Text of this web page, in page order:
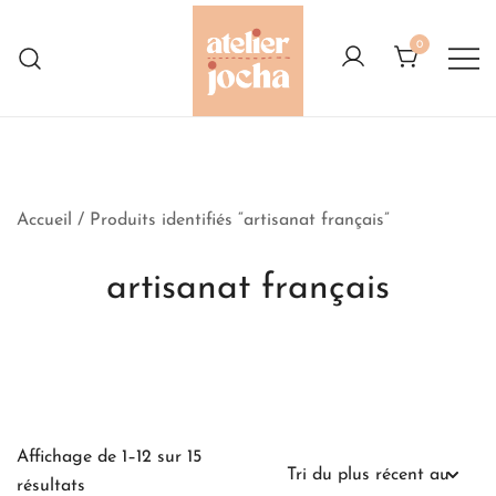
content
0
Accueil / Produits identifiés “artisanat français”
artisanat français
Affichage de 1–12 sur 15
résultats